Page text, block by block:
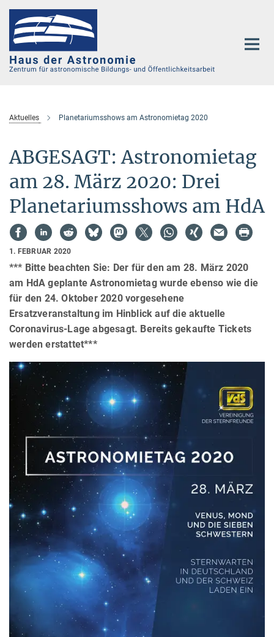
Hauptinhalt
Aktuelles Planetariumsshows am Astronomietag 2020
ABGESAGT: Astronomietag
am 28. März 2020: Drei
Planetariumsshows am HdA
1. FEBRUAR 2020
*** Bitte beachten Sie: Der für denam 28. März 2020
am HdA geplante Astronomietag wurde ebenso wie die
für den 24. Oktober 2020vorgesehene
Ersatzveranstaltung im Hinblick auf die aktuelle
Coronavirus-Lage abgesagt. Bereits gekaufte Tickets
werden erstattet***